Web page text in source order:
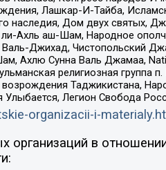
Лашкар-И-Тайба,
наследия, Дом двух святых,
Ахль аш-Шам, Народное
Джихад, Чистопольский
Ахлю Сунна Валь Джамаа,
религиозная группа
Таджикистана,
Легион Свобода
organizacii-i-
организаций в